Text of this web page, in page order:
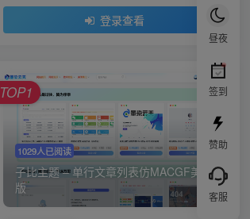
登录查看
1029人已阅读
子比主题 – 单行文章列表仿MACGF美化
版
TOP1
昼夜
签到
赞助
客服